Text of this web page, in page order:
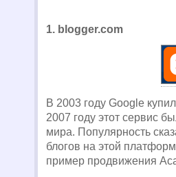
1. blogger.com
В 2003 году Google
2007 году этот сервис
мира. Популярность
блогов на этой
пример продвижения